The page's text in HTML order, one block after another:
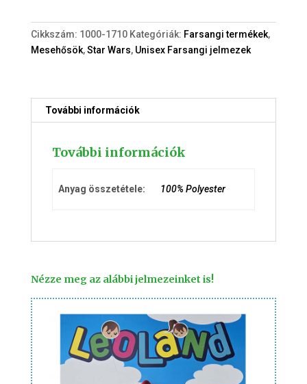
Wars:
Baby
Yoda
mennyiség
Cikkszám: 1000-1710 Kategóriák: Farsangi termékek,
Mesehősök,Star Wars, Unisex Farsangi jelmezek
További információk
További információk
Anyag összetétele: 100% Polyester
Nézze meg az alábbi jelmezeinket is!